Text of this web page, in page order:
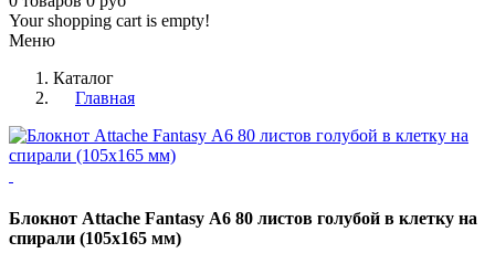
Your shopping cart is empty!
Меню
Каталог
Главная
Блокнот Attache Fantasy А6 80 листов голубой в клетку на
спирали (105х165 мм)